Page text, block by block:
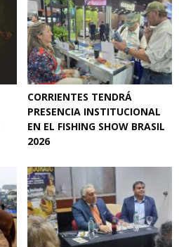
CORRIENTES TENDRÁ
PRESENCIA INSTITUCIONAL
EN EL FISHING SHOW BRASIL
2026